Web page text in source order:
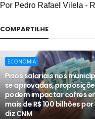
Por Pedro Rafael Vilela -
COMPARTILHE
ECONOMIA
Pisos salariais nos
se aprovadas,
podem impactar cofres
mais de R$ 100 bilhões
diz CNM